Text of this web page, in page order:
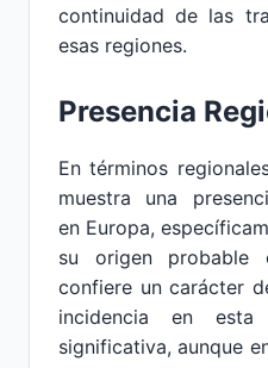
continuidad de las
esas regiones.
Presencia
En términos
muestra una
en Europa,
su origen
confiere un carácter
incidencia en
significativa, aunque